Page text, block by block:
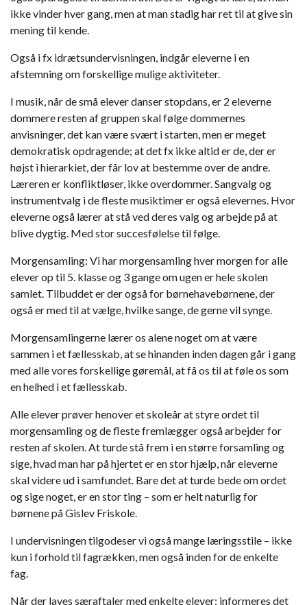
ikke vinder hver gang, men at man stadig har ret til at give sin
mening til kende.
Også i fx idrætsundervisningen, indgår eleverne i en
afstemning om forskellige mulige aktiviteter.
I musik, når de små elever danser stopdans, er 2 eleverne
dommere resten af gruppen skal følge dommernes
anvisninger, det kan være svært i starten, men er meget
demokratisk opdragende; at det fx ikke altid er de, der er
højst i hierarkiet, der får lov at bestemme over de andre.
Læreren er konfliktløser, ikke overdommer. Sangvalg og
instrumentvalg i de fleste musiktimer er også elevernes. Hvor
eleverne også lærer at stå ved deres valg og arbejde på at
blive dygtig. Med stor succesfølelse til følge.
Morgensamling: Vi har morgensamling hver morgen for alle
elever op til 5. klasse og 3 gange om ugen er hele skolen
samlet. Tilbuddet er der også for børnehavebørnene, der
også er med til at vælge, hvilke sange, de gerne vil synge.
Morgensamlingerne lærer os alene noget om at være
sammen i et fællesskab, at se hinanden inden dagen går i gang
med alle vores forskellige gøremål, at få os til at føle os som
en helhed i et fællesskab.
Alle elever prøver henover et skoleår at styre ordet til
morgensamling og de fleste fremlægger også arbejder for
resten af skolen. At turde stå frem i en større forsamling og
sige, hvad man har på hjertet er en stor hjælp, når eleverne
skal videre ud i samfundet. Bare det at turde bede om ordet
og sige noget, er en stor ting – som er helt naturlig for
børnene på Gislev Friskole.
I undervisningen tilgodeser vi også mange læringsstile – ikke
kun i forhold til fagrækken, men også inden for de enkelte
fag.
Når der laves særaftaler med enkelte elever; informeres det